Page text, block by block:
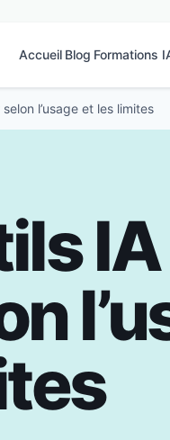
Accueil Blog Formations
l’usage et les limites